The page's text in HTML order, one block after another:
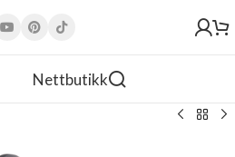
Nettbutikk